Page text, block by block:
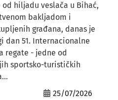
od hiljadu veslača u Bihać,
bakljadom i
građana, danas je
dan 51. Internacionalne
regate - jedne od
sportsko-turističkih
25/07/2026